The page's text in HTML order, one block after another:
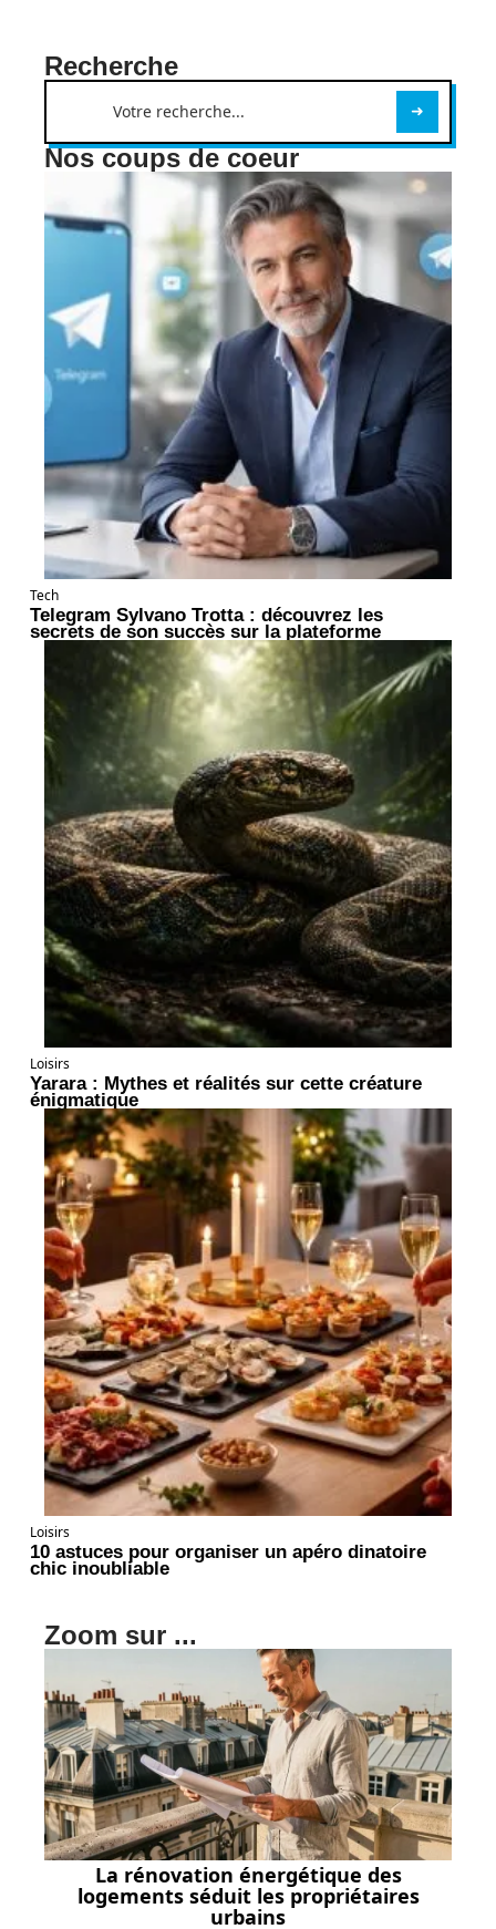
Recherche
Nos coups de coeur
Tech
Telegram Sylvano Trotta : découvrez les
secrets de son succès sur la plateforme
Loisirs
Yarara : Mythes et réalités sur cette créature
énigmatique
Loisirs
10 astuces pour organiser un apéro dinatoire
chic inoubliable
Zoom sur ...
La rénovation énergétique des
logements séduit les propriétaires
urbains